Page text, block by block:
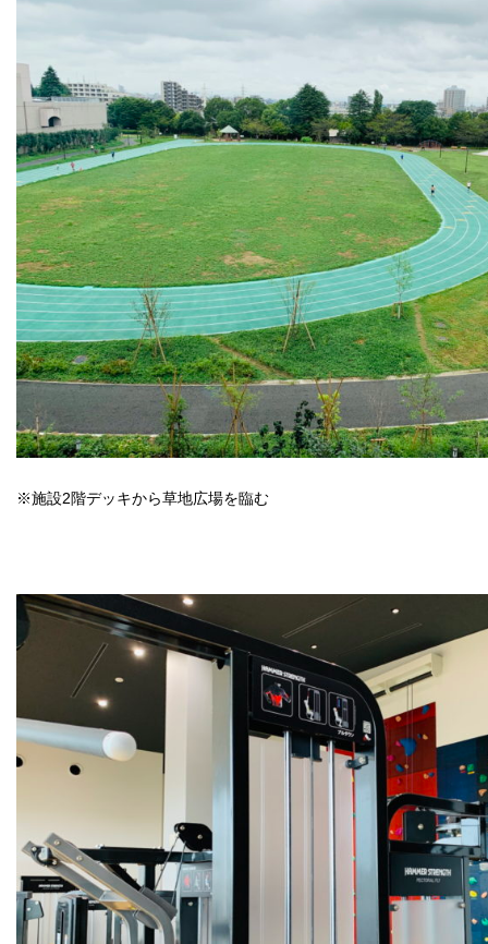
※施設2階デッキから草地広場を臨む